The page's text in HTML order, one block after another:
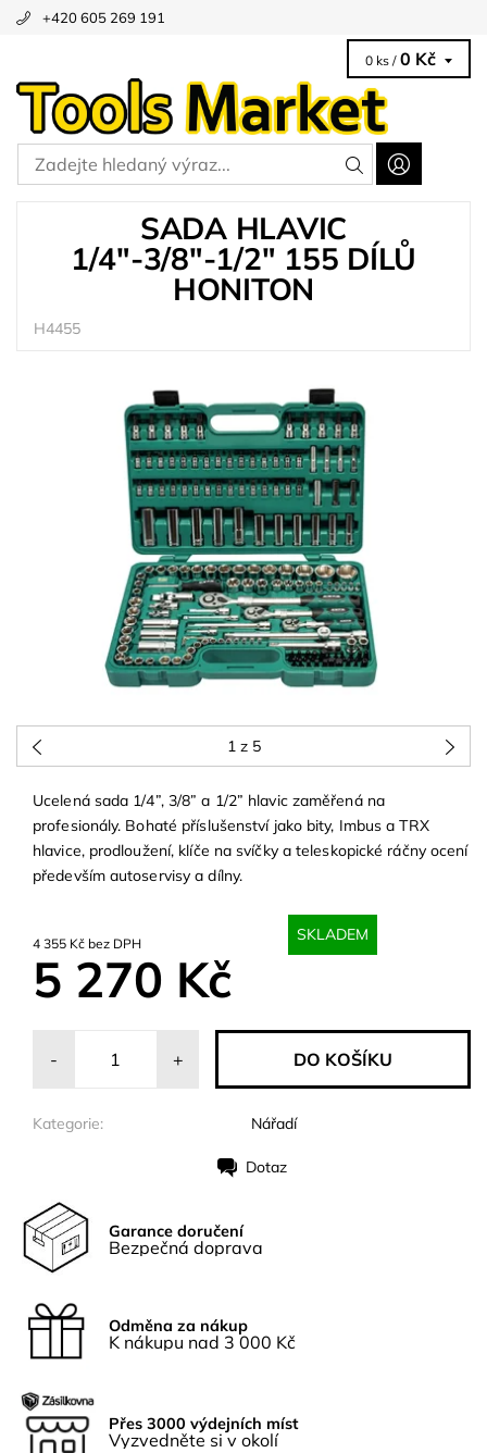
+420 605 269 191
0 ks / 0 Kč
SADA HLAVIC
1/4"-3/8"-1/2" 155 DÍLŮ
HONITON
H4455
1z 5
Ucelená sada 1/4”, 3/8” a 1/2” hlavic zaměřená na
profesionály. Bohaté příslušenství jako bity, Imbus a TRX
hlavice, prodloužení, klíče na svíčky a teleskopické ráčny ocení
především autoservisy a dílny.
4 355 Kč bez DPH SKLADEM
5 270 Kč
- +
Kategorie: Nářadí
Dotaz
Garance doručení
Bezpečná doprava
Odměna za nákup
K nákupu nad 3 000 Kč
Přes 3000 výdejních míst
Vyzvedněte si v okolí